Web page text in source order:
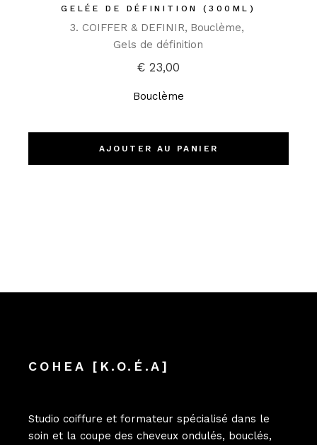
GELÉE DE DÉFINITION (300ML)
3. COIFFER & DEFINIR Bouclème
Gels de définition
€ 23,00
Bouclème
AJOUTER AU PANIER
COHEA [K.O.É.A]
Studio coiffure et formateur spécialisé dans le
soin et la coupe des cheveux ondulés, bouclés,